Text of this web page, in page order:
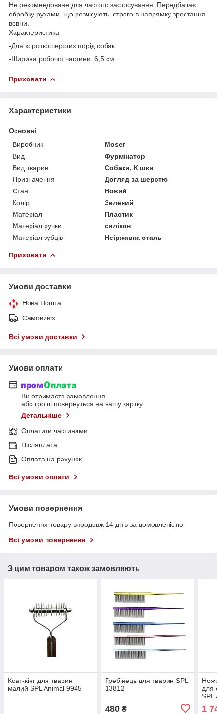
Не рекомендоване для частого застосування. Передбачає
обробку рухами, що розчісують, строго в напрямку зростання
вовни.
Характеристика
-Для короткошерстих порід собак.
-Ширина робочої частини: 6,5 см.
Приховати
Характеристики
Основні
Виробник
Moser
Вид
Фурмінатор
Вид тварин
Собаки, Кішки
Призначення
Догляд за шерстю
Стан
Новий
Колір
Зелений
Матеріал
Пластик
Матеріал ручки
силікон
Матеріал зубців
Неіржавка сталь
Приховати
Умови доставки
Нова Пошта
Самовивіз
Всі умови доставки
Умови оплати
Ви отримаєте замовлення
або гроші повернуться на вашу картку
Детальніше
Оплатити частинами
Післяплата
Оплата на рахунок
Всі умови оплати
Умови повернення
Повернення товару впродовж 14 днів за домовленістю
Всі умови повернення
З цим товаром також замовляють
Коат-кінг для тварин
малий SPL Animal 9945
Гребінець для тварин SPL
13812
480₴
для
SPL
1